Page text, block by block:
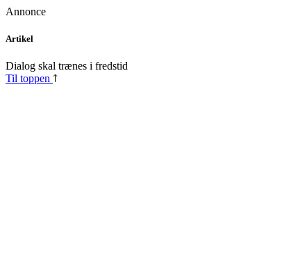
Annonce
Skip
content
Artikel
Dialog skal trænes i fredstid
Til toppen